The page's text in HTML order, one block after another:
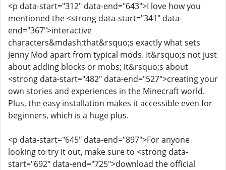
<p data-start="312" data-end="643">I love how you
mentioned the <strong data-start="341" data-
end="367">interactive
characters&mdash;that&rsquo;s exactly what sets
Jenny Mod apart from typical mods. It&rsquo;s not just
about adding blocks or mobs; it&rsquo;s about
<strong data-start="482" data-end="527">creating your
own stories and experiences in the Minecraft world.
Plus, the easy installation makes it accessible even for
beginners, which is a huge plus.
<p data-start="645" data-end="897">For anyone
looking to try it out, make sure to <strong data-
start="692" data-end="725">download the official